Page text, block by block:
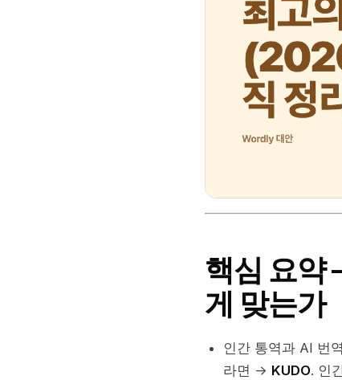
핵심 요약
게 맞는가
인간 통역과 AI 번
라면 → KUDO. 인